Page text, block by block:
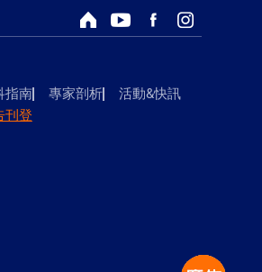
回首頁Youtube頻道
Facebook粉絲專頁
Instagram
指南 專家剖析
活動&快訊
刊登